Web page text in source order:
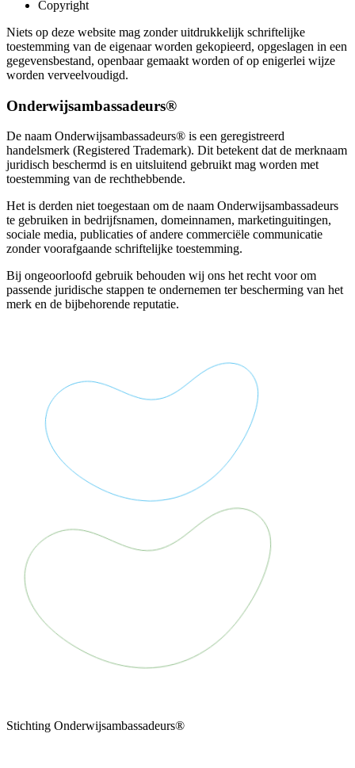
Copyright
Niets op deze website mag zonder uitdrukkelijk schriftelijke
toestemming van de eigenaar worden gekopieerd, opgeslagen in een
gegevensbestand, openbaar gemaakt worden of op enigerlei wijze
worden verveelvoudigd.
Onderwijsambassadeurs®
De naam Onderwijsambassadeurs® is een geregistreerd
handelsmerk (Registered Trademark). Dit betekent dat de merknaam
juridisch beschermd is en uitsluitend gebruikt mag worden met
toestemming van de rechthebbende.
Het is derden niet toegestaan om de naam Onderwijsambassadeurs
te gebruiken in bedrijfsnamen, domeinnamen, marketinguitingen,
sociale media, publicaties of andere commerciële communicatie
zonder voorafgaande schriftelijke toestemming.
Bij ongeoorloofd gebruik behouden wij ons het recht voor om
passende juridische stappen te ondernemen ter bescherming van het
merk en de bijbehorende reputatie.
Stichting Onderwijsambassadeurs®